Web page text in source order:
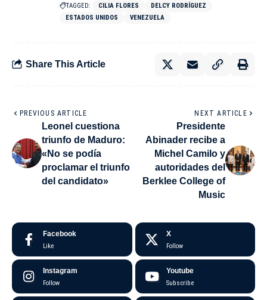
TAGGED: CILIA FLORES
DELCY RODRÍGUEZ
ESTADOS UNIDOS
VENEZUELA
Share This Article
PREVIOUS ARTICLE
Leonel cuestiona
triunfo de Maduro:
«No se podía
proclamar el triunfo
del candidato»
NEXT ARTICLE
Presidente
Abinader recibe a
Michel Camilo y
autoridades del
Berklee College of
Music
Facebook
Like
X
Follow
Instagram
Follow
Youtube
Subscribe